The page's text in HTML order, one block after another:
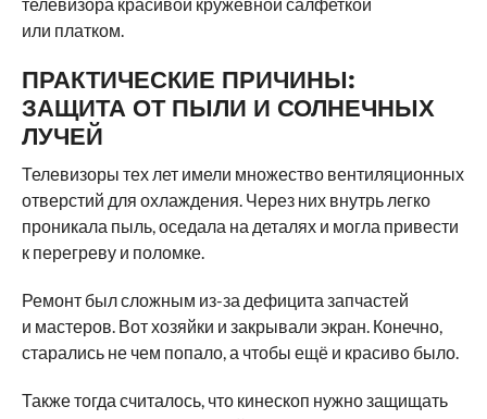
телевизора красивой кружевной салфеткой
или платком.
ПРАКТИЧЕСКИЕ ПРИЧИНЫ:
ЗАЩИТА ОТ ПЫЛИ И СОЛНЕЧНЫХ
ЛУЧЕЙ
Телевизоры тех лет имели множество вентиляционных
отверстий для охлаждения. Через них внутрь легко
проникала пыль, оседала на деталях и могла привести
к перегреву и поломке.
Ремонт был сложным из-за дефицита запчастей
и мастеров. Вот хозяйки и закрывали экран. Конечно,
старались не чем попало, а чтобы ещё и красиво было.
Также тогда считалось, что кинескоп нужно защищать